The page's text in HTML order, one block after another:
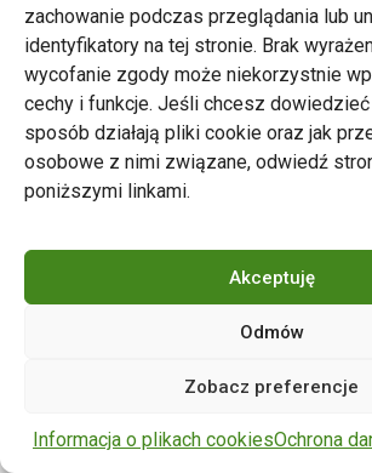
zachowanie podczas przeglądania lub
identyfikatory na tej stronie. Brak
wycofanie zgody może niekorzystnie
cechy i funkcje. Jeśli chcesz
sposób działają pliki cookie oraz jak
osobowe z nimi związane, odwiedź
poniższymi linkami.
Akceptuję
Odmów
Zobacz preferencje
Informacja o plikach cookiesOchrona
Zarząd Transportu Miejskiego w
Napisz do nas
tel. 61 646 33 44
ul. Matejki 59, 60-770 Poznań
zastrzeżone.